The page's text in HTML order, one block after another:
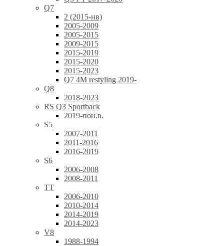
Q7
2 (2015-нв)
2005-2009
2005-2015
2009-2015
2015-2019
2015-2020
2015-2023
Q7 4M restyling 2019-
Q8
2018-2023
RS Q3 Sportback
2019-пон.в.
S5
2007-2011
2011-2016
2016-2019
S6
2006-2008
2008-2011
TT
2006-2010
2010-2014
2014-2019
2014-2023
V8
1988-1994